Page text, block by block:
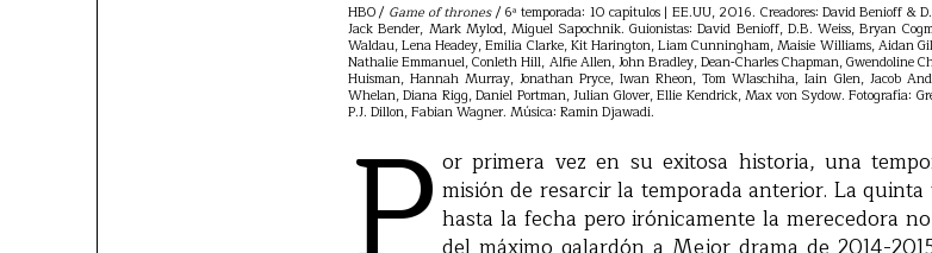
HBO / Game of thrones/ 6ª temporada: 10 capítulos | EE.UU, 2016. Creadores: David Benioff &
Jack Bender, Mark Mylod, Miguel Sapochnik. Guionistas: David Benioff, D.B. Weiss, Bryan
Waldau, Lena Headey, Emilia Clarke, Kit Harington, Liam Cunningham, Maisie Williams, Aidan
Nathalie Emmanuel, Conleth Hill, Alfie Allen, John Bradley, Dean-Charles Chapman, Gwendoline
Huisman, Hannah Murray, Jonathan Pryce, Iwan Rheon, Tom Wlaschiha, Iain Glen, Jacob
Whelan, Diana Rigg, Daniel Portman, Julian Glover, Ellie Kendrick, Max von Sydow. Fotografía:
P.J. Dillon, Fabian Wagner. Música: Ramin Djawadi.
or primera vez en su exitosa historia, una
misión de resarcir la temporada anterior. La
hasta la fecha pero irónicamente la merecedora